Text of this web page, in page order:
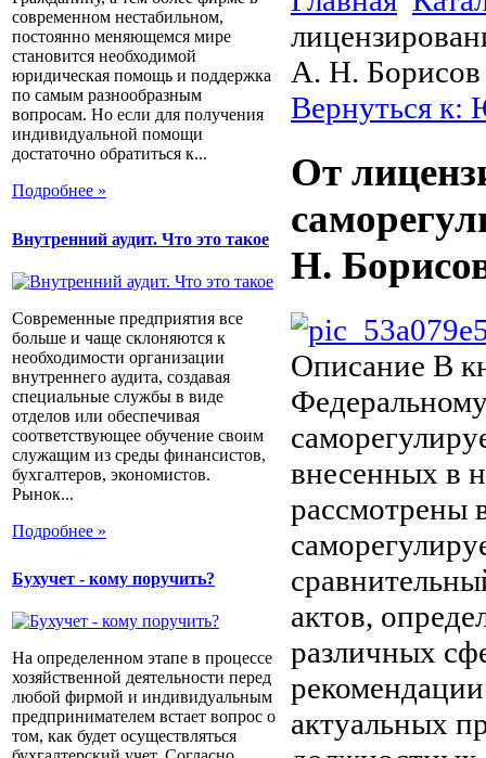
современном нестабильном,
постоянно меняющемся мире
становится необходимой
юридическая помощь и поддержка
по самым разнообразным
вопросам. Но если для получения
индивидуальной помощи
достаточно обратиться к...
Подробнее »
Внутренний аудит. Что это такое
Современные предприятия все
больше и чаще склоняются к
необходимости организации
внутреннего аудита, создавая
специальные службы в виде
отделов или обеспечивая
соответствующее обучение своим
служащим из среды финансистов,
бухгалтеров, экономистов.
Рынок...
Подробнее »
Бухучет - кому поручить?
На определенном этапе в процессе
хозяйственной деятельности перед
любой фирмой и индивидуальным
предпринимателем встает вопрос о
том, как будет осуществляться
А. Н. Борисов
Вернуться к:
От
Н.
Описание В
внесенных в
рассмотрены
актов,
различных
актуальных